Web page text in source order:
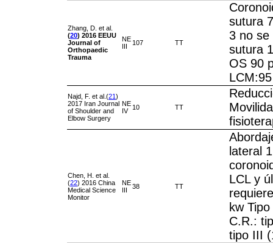
Zhang, D. et al.
(20) 2016 EEUU
Journal of
Orthopaedic
Trauma
NE
III
107 TT
sutura
3 no se
sutura
OS 90
Najd, F. et al.(21)
2017 Iran Journal
of Shoulder and
Elbow Surgery
NE
IV
10 TT
Chen, H. et al.
(22) 2016 China
Medical Science
Monitor
NE
III
38 TT
lateral
LCL y
kw
C.R.:
tipo III